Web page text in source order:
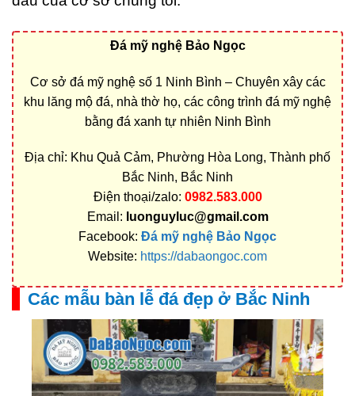
Đá mỹ nghệ Bảo Ngọc
Cơ sở đá mỹ nghệ số 1 Ninh Bình – Chuyên xây các
khu lăng mộ đá, nhà thờ họ, các công trình đá mỹ nghệ
bằng đá xanh tự nhiên Ninh Bình
Địa chỉ: Khu Quả Cảm, Phường Hòa Long, Thành phố
Bắc Ninh, Bắc Ninh
Điện thoại/zalo: 0982.583.000
Email: luonguyluc@gmail.com
Facebook: Đá mỹ nghệ Bảo Ngọc
Website: https://dabaongoc.com
Các mẫu bàn lễ đá đẹp ở Bắc Ninh